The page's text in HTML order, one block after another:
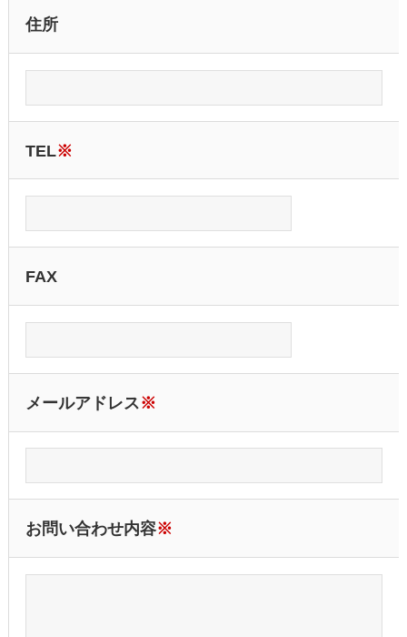
住所
TEL※
FAX
メールアドレス※
お問い合わせ内容※